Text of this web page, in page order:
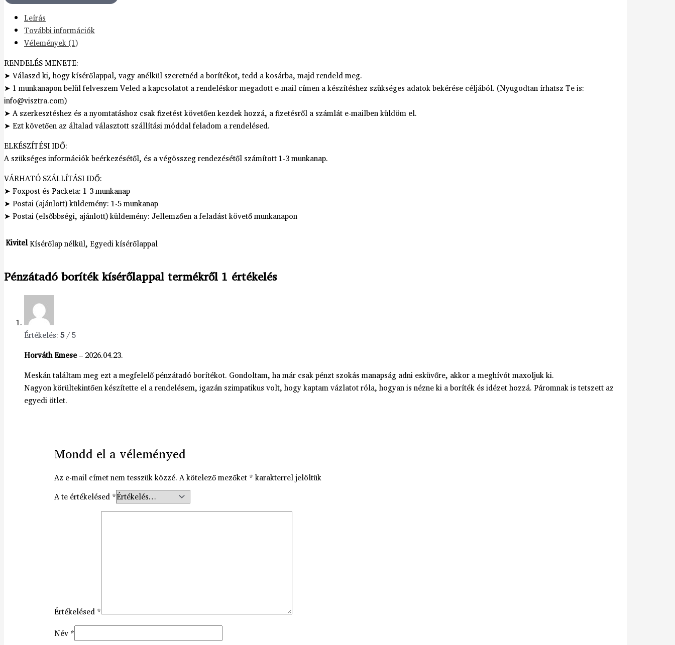
Leírás
További információk
Vélemények (1)
RENDELÉS MENETE:
➤ Válaszd ki, hogy kísérőlappal, vagy anélkül szeretnéd a borítékot, tedd a kosárba, majd rendeld meg.
➤ 1 munkanapon belül felveszem Veled a kapcsolatot a rendeléskor megadott e-mail címen a készítéshez szükséges adatok bekérése céljából. (Nyugodtan írhatsz Te is:
info@visztra.com)
➤ A szerkesztéshez és a nyomtatáshoz csak fizetést követően kezdek hozzá, a fizetésről a számlát e-mailben küldöm el.
➤ Ezt követően az általad választott szállítási móddal feladom a rendelésed.
ELKÉSZÍTÉSI IDŐ:
A szükséges információk beérkezésétől, és a végösszeg rendezésétől számított 1-3 munkanap.
VÁRHATÓ SZÁLLÍTÁSI IDŐ:
➤ Foxpost és Packeta: 1-3 munkanap
➤ Postai (ajánlott) küldemény: 1-5 munkanap
➤ Postai (elsőbbségi, ajánlott) küldemény: Jellemzően a feladást követő munkanapon
Kivitel Kísérőlap nélkül, Egyedi kísérőlappal
Pénzátadó boríték kísérőlappal termékről 1 értékelés
Értékelés: 5/ 5
Horváth Emese– 2026.04.23.
Meskán találtam meg ezt a megfelelő pénzátadó borítékot. Gondoltam, ha már csak pénzt szokás manapság adni esküvőre, akkor a meghívót maxoljuk ki.
Nagyon körültekintően készítette el a rendelésem, igazán szimpatikus volt, hogy kaptam vázlatot róla, hogyan is nézne ki a boríték és idézet hozzá. Páromnak is tetszett az
egyedi ötlet.
Mondd el a véleményed
Az e-mail címet nem tesszük közzé. A kötelező mezőket * karakterrel jelöltük
A te értékelésed *
Értékelésed *
Név *